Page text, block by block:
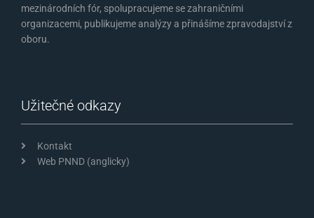
mezinárodních fór, spolupracujeme se zahraničními
organizacemi, publikujeme analýzy a přinášíme zpravodajství z
oboru.
Užitečné odkazy
Kontakt
Web PNND (anglicky)